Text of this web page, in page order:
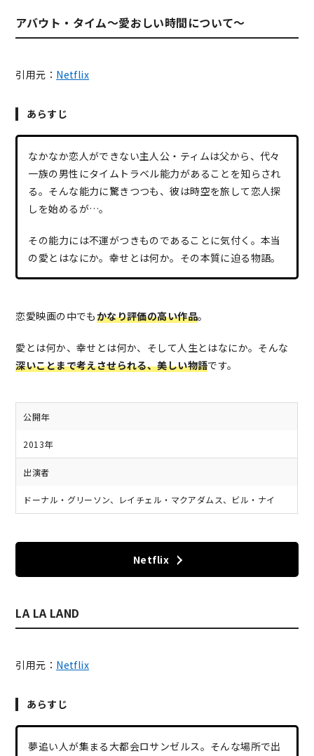
アバウト・タイム～愛おしい時間について～
引用元： Netflix
あらすじ
なかなか恋人ができない主人公・ティムは父から、代々
一族の男性にタイムトラベル能力があることを知らされ
る。そんな能力に驚きつつも、彼は時空を旅して恋人探
しを始めるが…。
その能力には不運がつきものであることに気付く。本当
の愛とはなにか。幸せとは何か。その本質に迫る物語。
恋愛映画の中でもかなり評価の高い作品。
愛とは何か、幸せとは何か、そして人生とはなにか。そんな
深いことまで考えさせられる、美しい物語です。
公開年
2013年
出演者
ドーナル・グリーソン、レイチェル・マクアダムス、ビル・ナイ
Netflix
LA LA LAND
引用元： Netflix
あらすじ
夢追い人が集まる大都会ロサンゼルス。そんな場所で出